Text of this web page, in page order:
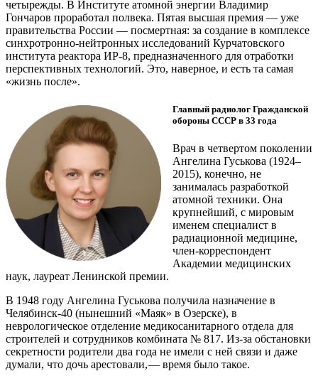
четырежды. В Институте атомной энергии Владимир
Гончаров проработал полвека. Пятая высшая премия — ​уже
правительства России — ​посмертная: за создание в комплексе
синхротронно-нейтронных исследований Курчатовского
института реактора ИР‑8, предназначенного для отработки
перспективных технологий. Это, наверное, и есть та самая
«жизнь после».
Главный радиолог Гражданской
обороны СССР в 33 года
Врач в четвертом поколении
Ангелина Гуськова (1924–
2015), конечно, не
занималась разработкой
атомной техники. Она
крупнейший, с мировым
именем специалист в
радиационной медицине,
член-корреспондент
Академии медицинских
наук, лауреат Ленинской премии.
В 1948 году Ангелина Гуськова получила назначение в
Челябинск-40 (нынешний «Маяк» в Озерске), в
неврологическое отделение медико­санитарного отдела для
строителей и сотрудников комбината № 817. Из-за обстановки
секретности родители два года не имели с ней связи и даже
думали, что дочь арестовали, — ​время было такое.